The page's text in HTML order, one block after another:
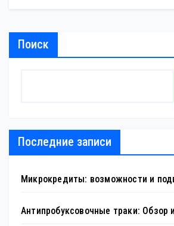
Поиск
Последние записи
Микрокредиты: возможности и
Антипробуксовочные траки: Обзор